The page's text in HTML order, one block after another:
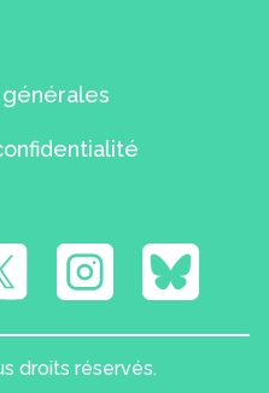
droits réservés.